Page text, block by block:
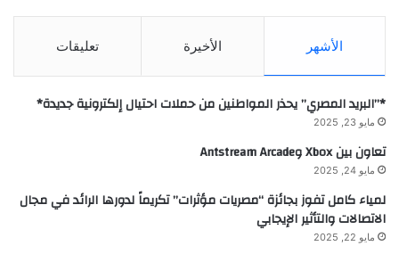
الأشهر الأخيرة تعليقات
*”البريد المصري” يحذر المواطنين من حملات احتيال إلكترونية جديدة*
مايو 23, 2025
تعاون بين Xbox وAntstream Arcade
مايو 24, 2025
لمياء كامل تفوز بجائزة “مصريات مؤثرات” تكريماً لدورها الرائد في مجال
الاتصالات والتأثير الإيجابي
مايو 22, 2025